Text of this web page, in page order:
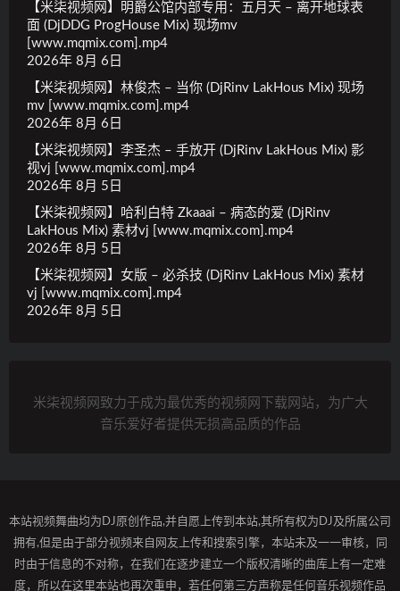
【米柒视频网】明爵公馆内部专用：五月天 – 离开地球表
面 (DjDDG ProgHouse Mix) 现场mv
[www.mqmix.com].mp4
2026年 8月 6日
【米柒视频网】林俊杰 – 当你 (DjRinv LakHous Mix) 现场
mv [www.mqmix.com].mp4
2026年 8月 6日
【米柒视频网】李圣杰 – 手放开 (DjRinv LakHous Mix) 影
视vj [www.mqmix.com].mp4
2026年 8月 5日
【米柒视频网】哈利白特 Zkaaai – 病态的爱 (DjRinv
LakHous Mix) 素材vj [www.mqmix.com].mp4
2026年 8月 5日
【米柒视频网】女版 – 必杀技 (DjRinv LakHous Mix) 素材
vj [www.mqmix.com].mp4
2026年 8月 5日
米柒视频网致力于成为最优秀的视频网下载网站，为广大
音乐爱好者提供无损高品质的作品
本站视频舞曲均为DJ原创作品,并自愿上传到本站,其所有权为DJ及所属公司
拥有,但是由于部分视频来自网友上传和搜索引擎，本站未及一一审核，同
时由于信息的不对称，在我们在逐步建立一个版权清晰的曲库上有一定难
度，所以在这里本站也再次重申，若任何第三方声称是任何音乐视频作品